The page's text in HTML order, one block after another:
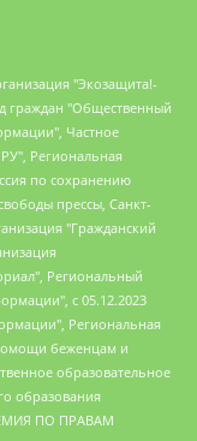
правовых программ "Лилит", Дальневосточное общественное движение "Маяк", Санкт-Петербургская ЛГБТ-инициативная группа "Выход", Инициативная группа ЛГБТ+ "Реверс", Алексеев Андрей Викторович, Бекбулатова Таисия Львовна, Беляев Иван Михайлович, Владыкина Елена Сергеевна, Гельман Марат Александрович, Никульшина Вероника Юрьевна, Толоконникова Надежда Андреевна, Шендерович Виктор Анатольевич, Общество с ограниченной ответственностью "Данное сообщение", Общество с ограниченной ответственностью Издательский дом "Новая глава", Айнбиндер Александра Александровна, Московский комьюнити-центр для ЛГБТ+инициатив, Благотворительный фонд развития филантропии, Deutsche Welle (Германия, Kurt-Schumacher-Strasse 3, 53113 Bonn), Борзунова Мария Михайловна, Воробьев Виктор Викторович, Голубева Анна Львовна, Константинова Алла Михайловна, Малкова Ирина Владимировна, Мурадов Мурад Абдулгалимович, Осетинская Елизавета Николаевна, Понасенков Евгений Николаевич, Ганапольский Матвей Юрьевич, Киселев Евгений Алексеевич, Борухович Ирина Григорьевна, Дремин Иван Тимофеевич, Дубровский Дмитрий Викторович, Красноярская региональная общественная организация поддержки и развития альтернативных образовательных технологий и межкультурных коммуникаций "ИНТЕРРА", Маяковская Екатерина Алексеевна, Фейгин Марк Захарович, Филимонов Андрей Викторович, Дзугкоева Регина Николаевна, Доброхотов Роман Александрович, Дудь Юрий Александрович, Елкин Сергей Владимирович, Кругликов Кирилл Игоревич, Сабунаева Мария Леонидовна, Семенов Алексей Владимирович, Шаинян Карен Багратович, Шульман Екатерина Михайловна, Асафьев Артур Валерьевич, Вахштайн Виктор Семенович, Венедиктов Алексей Алексеевич, Лушникова Екатерина Евгеньевна, Волков Леонид Михайлович, Невзоров Александр Глебович, Пархоменко Сергей Борисович, Сироткин Ярослав Николаевич, Кара-Мурза Владимир Владимирович, Баранова Наталья Владимировна, Гозман Леонид Яковлевич, Кагарлицкий Борис Юльевич, Климарев Михаил Валерьевич, Милов Владимир Станиславович, Автономная некоммерческая организация Краснодарский центр современного искусства "Типография", Моргенштерн Алишер Тагирович, Соболь Любовь Эдуардовна, Общество с ограниченной ответственностью "ЛИЗА НОРМ", Каспаров Гарри Кимович, Ходорковский Михаил Борисович, Общество с ограниченной ответственностью "Апрельские тезисы", Данилович Ирина Брониславовна, Кашин Олег Владимирович, Петров Николай Владимирович, Пивоваров Алексей Владимирович, Соколов Михаил Владимирович, Цветкова Юлия Владимировна, Чичваркин Евгений Александрович, Комитет против пыток/Команда против пыток, Общество с ограниченной ответственностью "Первый научный", Общество с ограниченной ответственностью "Вертолет и ко", Белоцерковская Вероника Борисовна, Кац Максим Евгеньевич, Лазарева Татьяна Юрьевна, Шаведдинов Руслан Табризович, Яшин Илья Валерьевич, Общество с ограниченной ответственностью "Иноагент ААВ", Алешковский Дмитрий Петрович, Альбац Евгения Марковна, Быков Дмитрий Львович, Галямина Юлия Евгеньевна, Лойко Сергей Леонидович, Мартынов Кирилл Константинович, Медведев Сергей Александрович, Крашенинников Федор Геннадиевич, Гордеева Катерина Вл